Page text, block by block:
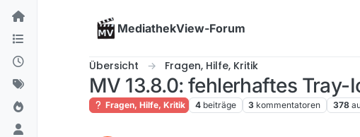
Skip to content
MediathekView-Forum
Übersicht Fragen, Hilfe, Kritik
MV 13.8.0: fehlerhaftes
Fragen, Hilfe, Kritik 4 beiträge 3 kommentatoren 378